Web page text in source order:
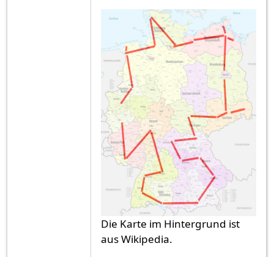
Die Karte im Hintergrund ist
aus Wikipedia.